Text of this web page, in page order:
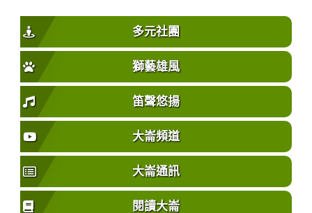
多元社團
獅藝雄風
笛聲悠揚
大崙頻道
大崙通訊
閱讀大崙